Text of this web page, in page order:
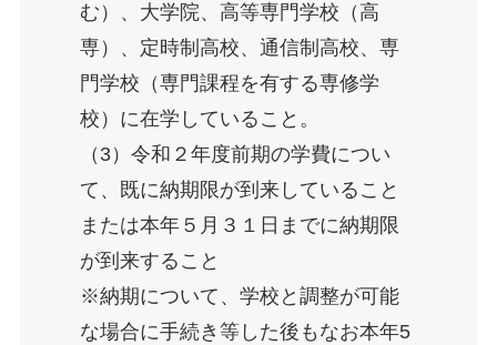
む）、大学院、高等専門学校（高
専）、定時制高校、通信制高校、専
門学校（専門課程を有する専修学
校）に在学していること。
（3）令和２年度前期の学費につい
て、既に納期限が到来していること
または本年５月３１日までに納期限
が到来すること
※納期について、学校と調整が可能
な場合に手続き等した後もなお本年5